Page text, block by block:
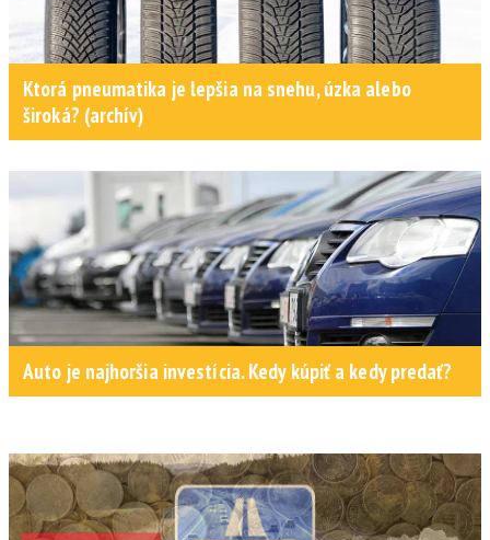
Ktorá pneumatika je lepšia na snehu, úzka alebo
široká? (archív)
Auto je najhoršia investícia. Kedy kúpiť a kedy predať?